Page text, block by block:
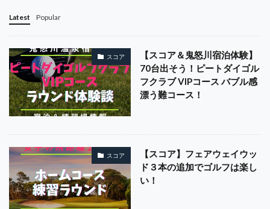
Latest Popular
スコア
【スコア＆鬼怒川宿泊体験】
70台出そう！ピートダイゴル
フクラブ VIPコース バブル感
漂う難コース！
スコア
【スコア】フェアウェイウッ
ド３本の追加でゴルフは楽し
い！